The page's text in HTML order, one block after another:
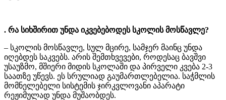
. რა სიხშირით უნდა იკვებებოდეს სკოლის მოსწავლე?
– სკოლის მოსწავლე, სულ მცირე, სამჯერ მაინც უნდა
იღებდეს საკვებს. არის შემთხვევები, როდესაც ბავშვი
უსაუზმო, მშიერი მიდის სკოლაში და პირველი კვება 2-3
საათზე უწევს. ეს სრულიად გაუმართლებელია. საჭმლის
მომნელებელი სისტემის ჯირკვლოვანი აპარატი
რეჟიმულად უნდა მუშაობდეს.